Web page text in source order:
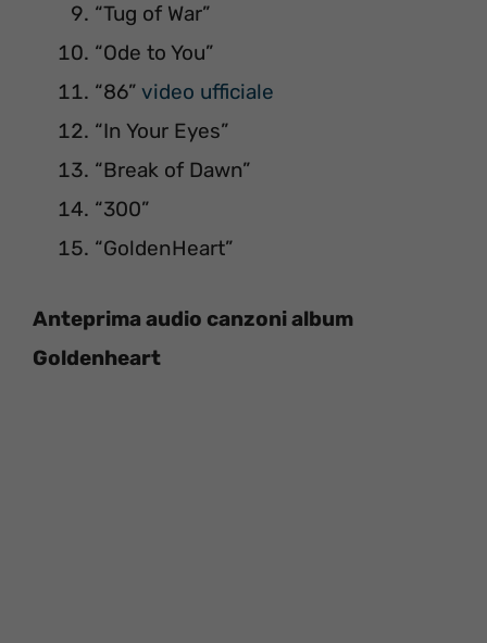
“Tug of War”
“Ode to You”
“86” video ufficiale
“In Your Eyes”
“Break of Dawn”
“300”
“GoldenHeart”
Anteprima audio canzoni album
Goldenheart